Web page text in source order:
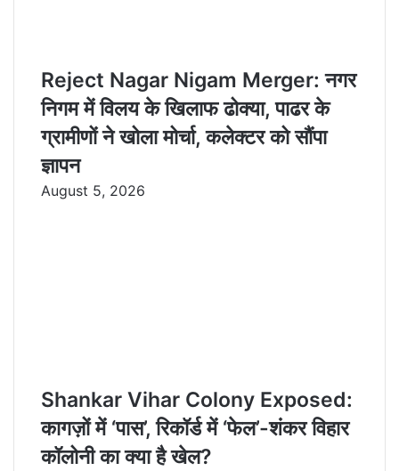
Reject Nagar Nigam Merger: नगर
निगम में विलय के खिलाफ ढोक्या, पाढर के
ग्रामीणों ने खोला मोर्चा, कलेक्टर को सौंपा
ज्ञापन
August 5, 2026
Shankar Vihar Colony Exposed:
कागज़ों में ‘पास’, रिकॉर्ड में ‘फेल’-शंकर विहार
कॉलोनी का क्या है खेल?